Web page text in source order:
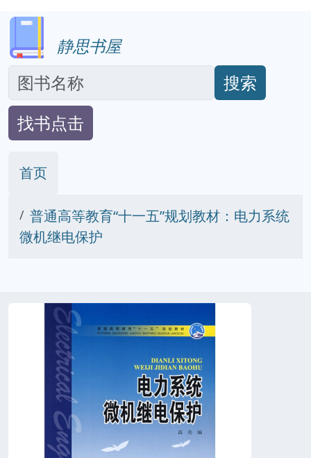
静思书屋
搜索
找书点击
首页
普通高等教育“十一五”规划教材：电力系统
微机继电保护